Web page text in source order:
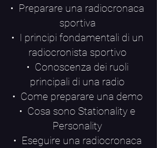
• Preparare una radiocronaca
sportiva
• I principi fondamentali di un
radiocronista sportivo
• Conoscenza dei ruoli
principali di una radio
• Come preparare una demo
• Cosa sono Stationality e
Personality
• Eseguire una radiocronaca